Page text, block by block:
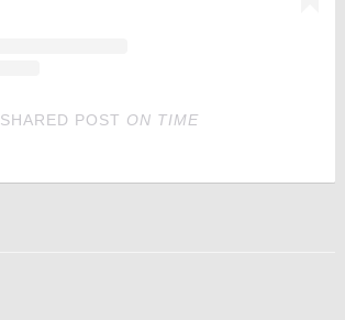
SHARED POST ON TIME